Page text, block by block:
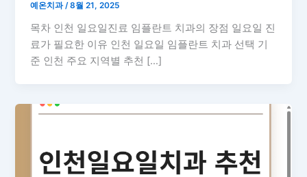
예온치과/8월 21, 2025
목차 인천 일요일진료 임플란트 치과의 장점 일요일 진
료가 필요한 이유 인천 일요일 임플란트 치과 선택 기
준 인천 주요 지역별 추천 […]